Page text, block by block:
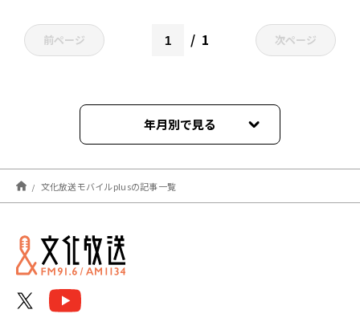
前ページ 1 次ページ
年月別で見る
2026年07月
2026年06月
2026年05月
文化放送モバイルplusの記事一覧